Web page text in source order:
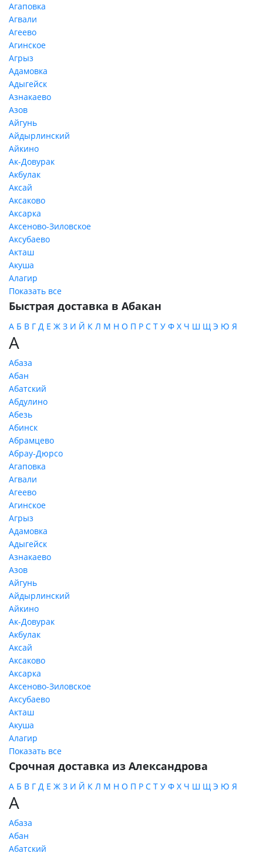
Агаповка
Агвали
Агеево
Агинское
Агрыз
Адамовка
Адыгейск
Азнакаево
Азов
Айгунь
Айдырлинский
Айкино
Ак-Довурак
Акбулак
Аксай
Аксаково
Аксарка
Аксеново-Зиловское
Аксубаево
Акташ
Акуша
Алагир
Показать все
Быстрая доставка в Абакан
А Б В Г Д Е Ж З И Й К Л М Н О П Р С Т У Ф Х Ч Ш Щ Э Ю Я
А
Абаза
Абан
Абатский
Абдулино
Абезь
Абинск
Абрамцево
Абрау-Дюрсо
Агаповка
Агвали
Агеево
Агинское
Агрыз
Адамовка
Адыгейск
Азнакаево
Азов
Айгунь
Айдырлинский
Айкино
Ак-Довурак
Акбулак
Аксай
Аксаково
Аксарка
Аксеново-Зиловское
Аксубаево
Акташ
Акуша
Алагир
Показать все
Срочная доставка из Александрова
А Б В Г Д Е Ж З И Й К Л М Н О П Р С Т У Ф Х Ч Ш Щ Э Ю Я
А
Абаза
Абан
Абатский